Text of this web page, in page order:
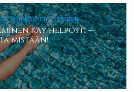
RUOKAVALIO, YLEINEN
käy helposti –
mistään!